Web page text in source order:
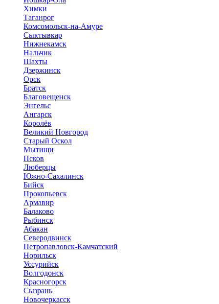
Химки
Таганрог
Комсомольск-на-Амуре
Сыктывкар
Нижнекамск
Нальчик
Шахты
Дзержинск
Орск
Братск
Благовещенск
Энгельс
Ангарск
Королёв
Великий Новгород
Старый Оскол
Мытищи
Псков
Люберцы
Южно-Сахалинск
Бийск
Прокопьевск
Армавир
Балаково
Рыбинск
Абакан
Северодвинск
Петропавловск-Камчатский
Норильск
Уссурийск
Волгодонск
Красногорск
Сызрань
Новочеркасск